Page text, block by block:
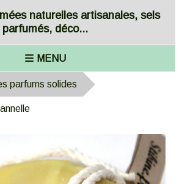
naturelles artisanales, sels
parfumés, déco...
MENU
parfums solides